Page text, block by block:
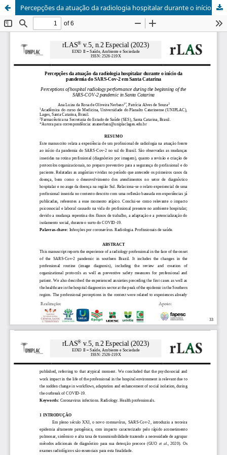
Percepções da atuação da radiologia hospitalar durante o início da pandemia do SARS-Cov-2 em Santa Catarina